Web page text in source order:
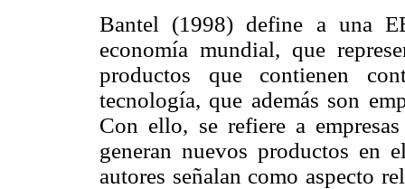
Bantel (1998) define a una
economía mundial, que
productos que contienen
tecnología, que además son
Con ello, se refiere a
generan nuevos productos en
autores señalan como aspecto